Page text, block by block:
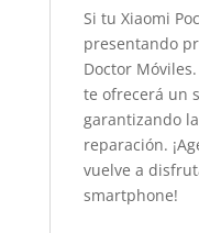
Si tu Xiaomi
presentando
Doctor
te ofrecerá un
garantizando
reparación.
vuelve a
smartphone!